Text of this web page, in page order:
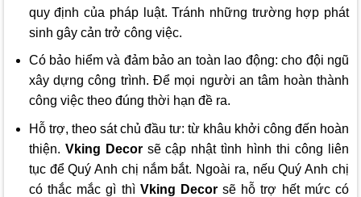
quy định của pháp luật. Tránh những trường hợp phát
sinh gây cản trở công việc.
Có bảo hiểm và đảm bảo an toàn lao động: cho đội ngũ
xây dựng công trình. Để mọi người an tâm hoàn thành
công việc theo đúng thời hạn đề ra.
Hỗ trợ, theo sát chủ đầu tư: từ khâu khởi công đến hoàn
thiện. Vking Decorsẽ cập nhật tình hình thi công liên
tục để Quý Anh chị nắm bắt. Ngoài ra, nếu Quý Anh chị
có thắc mắc gì thì Vking Decorsẽ hỗ trợ hết mức có